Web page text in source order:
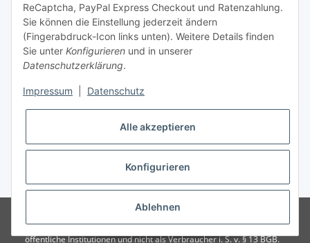
* Alle Preise zzgl. gesetzlicher USt., zzgl.
© Signalweste.net - TexCorner UG (haftungsbeschränkt) Ein Verkauf
erfolgt nur an Unternehmer, Gewerbebetreibende, Freiberuflicher,
öffentliche Institutionen und nicht als Verbraucher i. S. v. § 13 BGB.
ReCaptcha, PayPal Express Checkout und Ratenzahlung.
Sie können die Einstellung jederzeit ändern
(Fingerabdruck-Icon links unten). Weitere Details finden
Sie unter Konfigurieren und in unserer
Datenschutzerklärung.
Impressum Datenschutz
Alle akzeptieren
Konfigurieren
Ablehnen